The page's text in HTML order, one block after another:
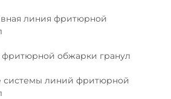
линия фритюрной
обжарки гранул
линий фритюрной